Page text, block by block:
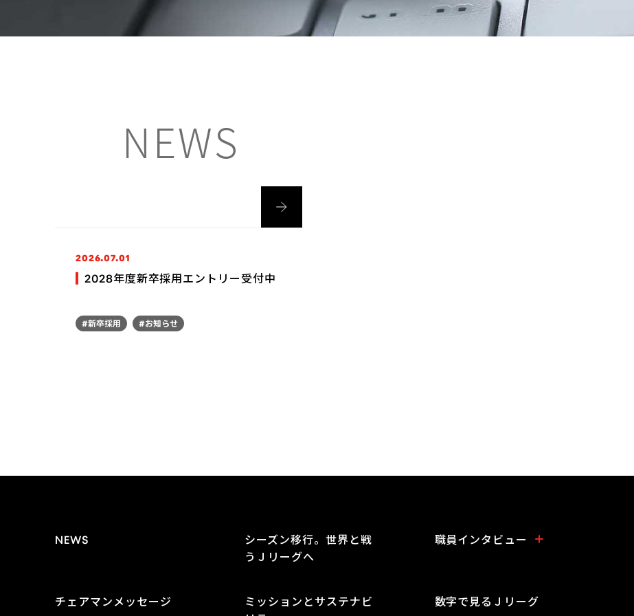
2026.07.01
2028年度新卒採用エントリー受付中
#新卒採用 #お知らせ
NEWS
チェアマンメッセージ
シーズン移行。世界と戦
うＪリーグへ
ミッションとサステナビ
職員インタビュー
数字で見るＪリーグ